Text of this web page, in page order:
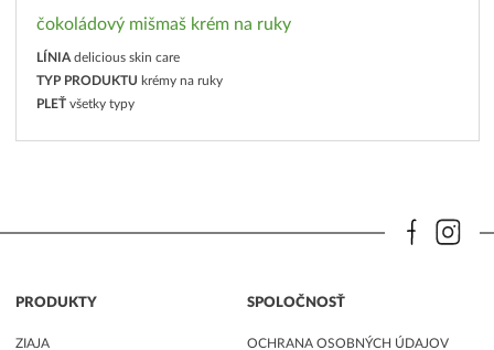
čokoládový mišmaš krém na ruky
LÍNIA delicious skin care
TYP PRODUKTU krémy na ruky
PLEŤ všetky typy
PRODUKTY
ZIAJA
SPOLOČNOSŤ
OCHRANA OSOBNÝCH ÚDAJOV